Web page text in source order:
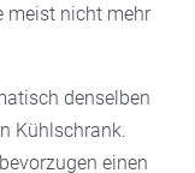
meist nicht mehr
denselben
Kühlschrank.
einen